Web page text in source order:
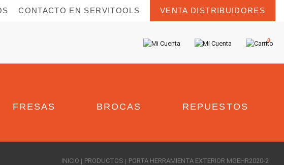
CONTACTO EN SERVITOOLS VENTA DISTRIBUIDORES
0
FRESAS BROCAS REPUESTOS
INICIO PRODUCTOS PORTA HERRAMIENTA EXTERIOR MGEHR2020-2